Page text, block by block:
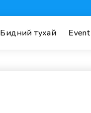
Бидний тухай Event